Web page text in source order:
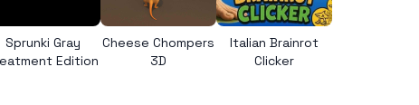
Sprunki Gray
Edition
Cheese Chompers
3D
Italian Brainrot
Clicker